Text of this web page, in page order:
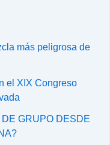
más peligrosa de
el XIX Congreso
GRUPO DESDE